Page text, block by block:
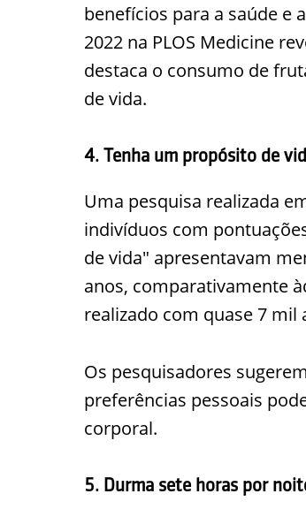
benefícios para a saúde e
2022 na PLOS Medicine
destaca o consumo de
de vida.
4. Tenha um propósito de
Uma pesquisa realizada
indivíduos com
de vida" apresentavam
anos, comparativamente
realizado com quase 7 mil
Os pesquisadores
preferências pessoais
corporal.
5. Durma sete horas por